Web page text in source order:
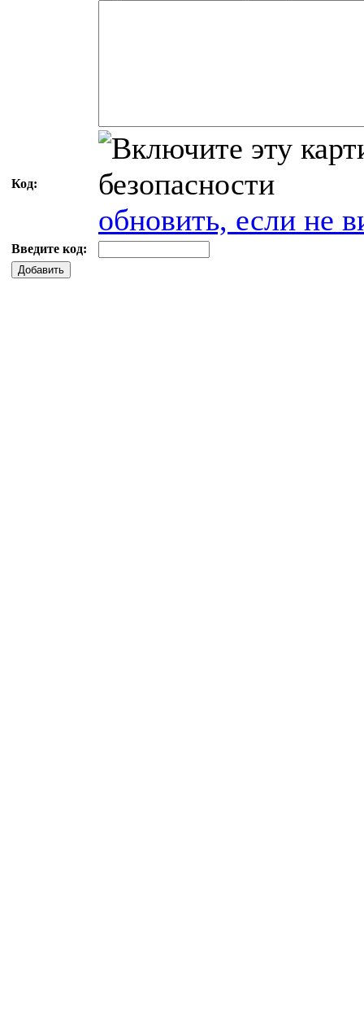
Код:
обновить, если не
Введите код:
Добавить